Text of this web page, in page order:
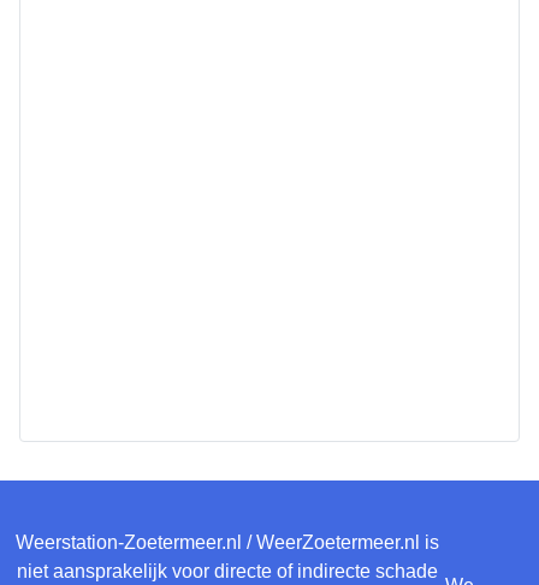
Weerstation-Zoetermeer.nl / WeerZoetermeer.nl is
niet aansprakelijk voor directe of indirecte schade